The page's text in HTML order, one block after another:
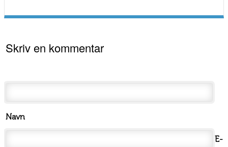
Skriv en kommentar
Navn
E-